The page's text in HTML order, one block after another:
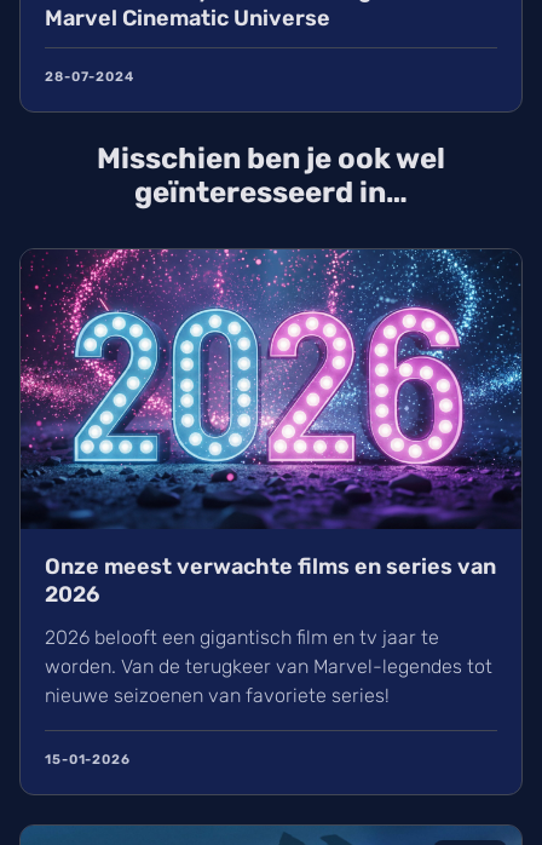
Marvel Cinematic Universe
28-07-2024
Misschien ben je ook wel
geïnteresseerd in…
Onze meest verwachte films en series van
2026
2026 belooft een gigantisch film en tv jaar te
worden. Van de terugkeer van Marvel-legendes tot
nieuwe seizoenen van favoriete series!
15-01-2026